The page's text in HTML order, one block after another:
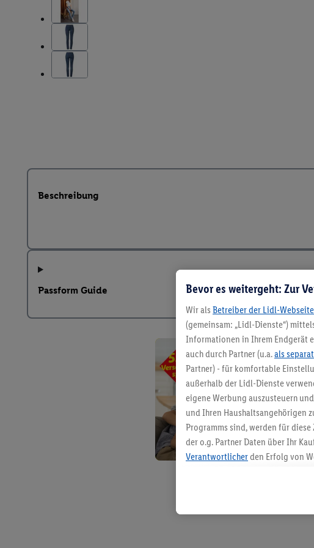
Beschreibung
Passform Guide Bevor es weitergeht: Zur
Wir als Betreiber der Lidl-
(gemeinsam: „Lidl-Dienste“)
Informationen in Ihrem Endgerät
auch durch Partner (u.a.als separat
Partner) - für komfortable
außerhalb der Lidl-Dienste
eigene Werbung auszusteuern
und Ihren Haushaltsangehörigen
Programms sind, werden für
der o.g. Partner Daten über Ihr
Verantwortlicherden Erfolg von
angereicherten Profilen. Dies
Kaufverhalten in den Lidl-
genauen Standortdaten) auch